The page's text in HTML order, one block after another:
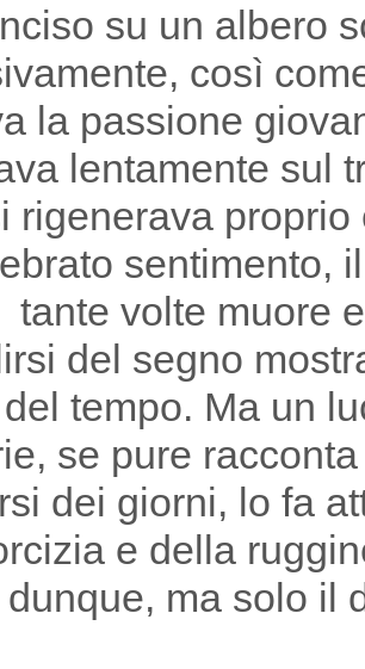
su un albero
così
la passione
lentamente sul
rigenerava
sentimento,
tante volte muore
del segno
tempo. Ma un
se pure
dei giorni, lo fa
e della
ma solo il